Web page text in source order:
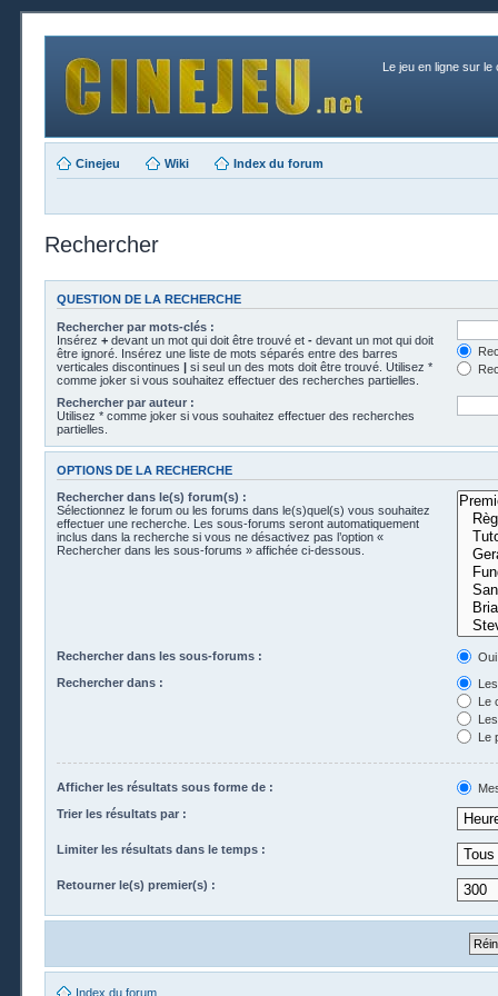
Le jeu en ligne sur le
Cinejeu Wiki Index du forum
Rechercher
QUESTION DE LA RECHERCHE
Rechercher par mots-clés :
Insérez + devant un mot qui doit être trouvé et - devant un mot qui doit
être ignoré. Insérez une liste de mots séparés entre des barres
verticales discontinues | si seul un des mots doit être trouvé. Utilisez *
comme joker si vous souhaitez effectuer des recherches partielles.
Rechercher par auteur :
Utilisez * comme joker si vous souhaitez effectuer des recherches
partielles.
OPTIONS DE LA RECHERCHE
Rechercher dans le(s) forum(s) :
Sélectionnez le forum ou les forums dans le(s)quel(s) vous souhaitez
effectuer une recherche. Les sous-forums seront automatiquement
inclus dans la recherche si vous ne désactivez pas l’option «
Rechercher dans les sous-forums » affichée ci-dessous.
Rechercher dans les sous-forums :
Oui
Rechercher dans :
Le
Le
Afficher les résultats sous forme de :
Trier les résultats par :
Limiter les résultats dans le temps :
Retourner le(s) premier(s) :
Index du forum